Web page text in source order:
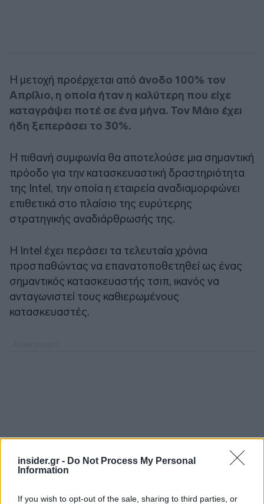
insider.gr - Do Not Process My Personal
Information
If you wish to opt-out of the sale, sharing to third parties, or
Η μετοχή προέρχεται από άνοδο 100% τον
Απρίλιο, η οποία ήταν η καλύτερη που είχε
καταγράψει ποτέ σε ένα μήνα. Τον Μάιο έχει
ήδη ξεπεράσει το 30%.
Η πιθανή συμφωνία θα αποτελούσε μια σημαντική
πρόοδο για την κατασκευαστική δραστηριότητα
της Intel, την οποία η εταιρεία αναδιαμορφώνει
επιθετικά στο πλαίσιο της ευρύτερης
στρατηγικής αναδιάρθρωσής της.
Η Intel έχει περάσει τα τελευταία χρόνια
προσπαθώντας να επανατοποθετηθεί ως ένας
σημαντικός κατασκευαστής τσιπ, ικανός να
ανταγωνιστεί τους καθιερωμένους
κατασκευαστές.